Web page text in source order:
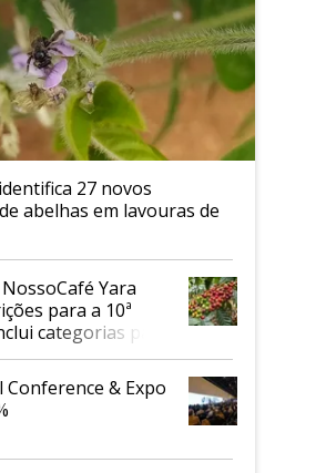
27 novos
abelhas em lavouras de
Yara
para a 10ª
categorias para
Conference & Expo